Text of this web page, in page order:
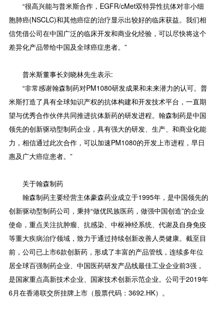
“很高兴能与普米斯合作，EGFR/cMet双特异性抗体对非小细
胞肺癌(NSCLC)和其他癌症的治疗显示出较好的临床获益。我们相
信凭借公司在中国广泛的临床开发和商业化经验，可以尽快将这个
差异化产品带给中国及全球癌症患者。”
普米斯董事长刘晓林先生表示:
“非常感谢翰森制药对PM1080研发成果和未来潜力的认可。普
米斯打造了具有全球知识产权的抗体构建和开发技术平台，一直期
望与优秀合作伙伴共同推进抗体新药的研发进程。翰森制药是中国
领先的创新驱动型制药企业，具有强大的研发、生产、和商业化能
力，相信通过此次合作，可以加速PM1080的开发上市进程，早日
惠及广大癌症患者。”
关于翰森制药
翰森制药主要经营主体豪森药业成立于1995年，是中国领先的
创新驱动型制药公司，秉持“做优民族医药，做强中国创造”的企业
使命，重点关注抗肿瘤、抗感染、中枢神经系统、代谢及自身免疫
等重大疾病治疗领域，致力于通过持续创新改善人类健康。截至目
前，公司已上市6款创新药，形成了丰富的产品管线，连续多年位
居全球百强制药企业、中国医药研发产品线最佳工业企业前3强，
是国家重点高新技术企业、国家技术创新示范企业。公司于2019年
6月在香港联交所挂牌上市（股票代码：3692.HK）。